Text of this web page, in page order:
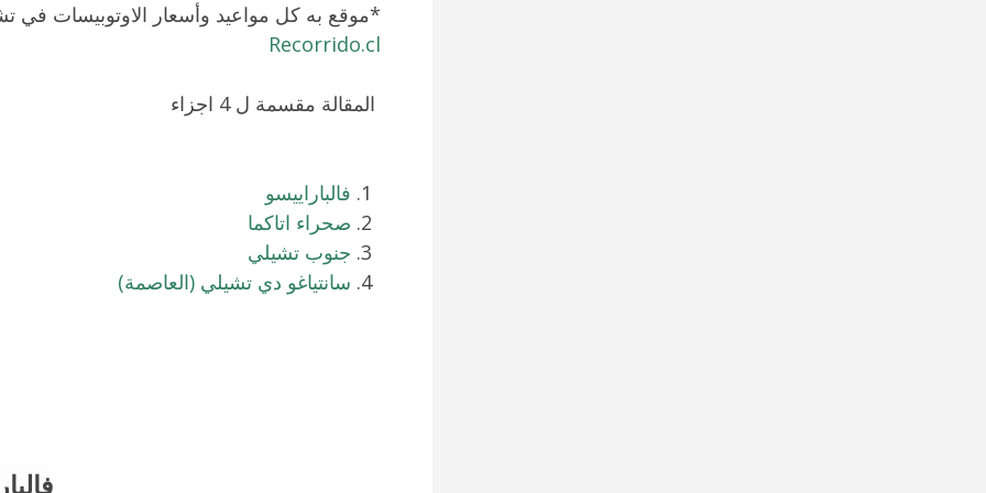
*موقع به كل مواعيد وأسعار الاوتوبيسات في
Recorrido.cl
المقالة مقسمة ل 4 اجزاء
فالباراييسو
صحراء اتاكما
جنوب تشيلي
سانتياغو دي تشيلي (العاصمة)